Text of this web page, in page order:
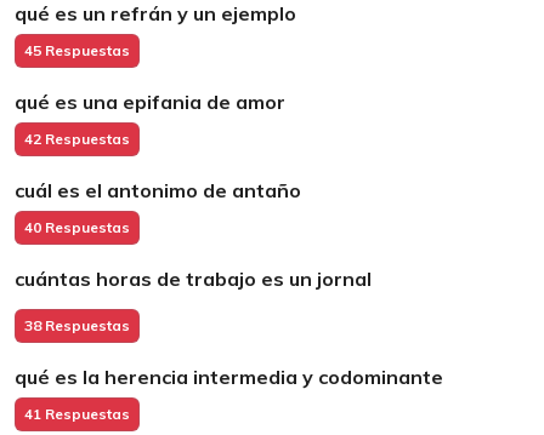
qué es un refrán y un ejemplo
45 Respuestas
qué es una epifania de amor
42 Respuestas
cuál es el antonimo de antaño
40 Respuestas
cuántas horas de trabajo es un jornal
38 Respuestas
qué es la herencia intermedia y codominante
41 Respuestas